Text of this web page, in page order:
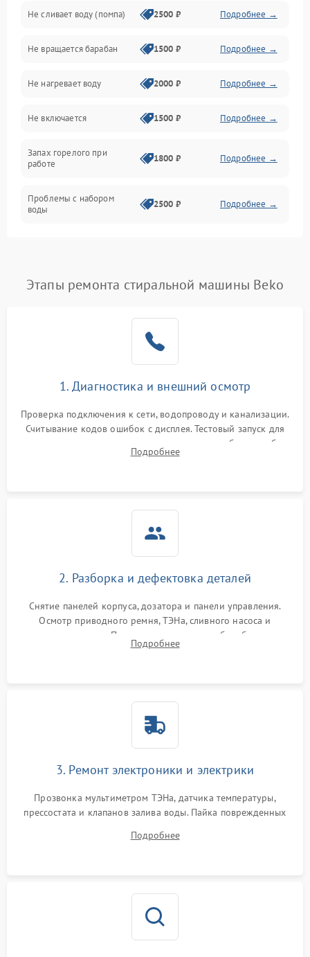
Водоснабжение
Слив
Программное обеспечение
Не сливает воду (помпа) 2500 ₽ Подробнее →
Не вращается барабан 1500 ₽ Подробнее →
Не нагревает воду 2000 ₽ Подробнее →
Не включается 1500 ₽ Подробнее →
Запах горелого при
работе
1800 ₽ Подробнее →
Проблемы с набором
воды
2500 ₽ Подробнее →
Замена платы управления Подробнее →
Этапы ремонта стиральной машины Beko
1. Диагностика и внешний осмотр
Проверка подключения к сети, водопроводу и канализации.
Считывание кодов ошибок с дисплея. Тестовый запуск для
выявления посторонних шумов, протечек или сбоев в работе
электронного модуля управления.
Подробнее
2. Разборка и дефектовка деталей
Снятие панелей корпуса, дозатора и панели управления.
Осмотр приводного ремня, ТЭНа, сливного насоса и
амортизаторов. Проверка подшипников барабана и
крестовины на износ, а манжеты люка на разрывы.
Подробнее
3. Ремонт электроники и электрики
Прозвонка мультиметром ТЭНа, датчика температуры,
прессостата и клапанов залива воды. Пайка поврежденных
Восстановление целостности проводки и контактов.
Подробнее